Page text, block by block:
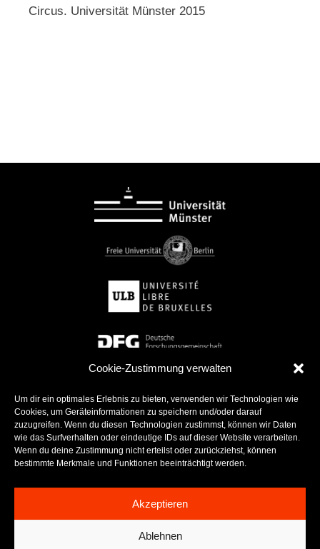
Cookie-Zustimmung verwalten
Um dir ein optimales Erlebnis zu bieten, verwenden wir Technologien wie
Cookies, um Geräteinformationen zu speichern und/oder darauf
zuzugreifen. Wenn du diesen Technologien zustimmst, können wir Daten
wie das Surfverhalten oder eindeutige IDs auf dieser Website verarbeiten.
Wenn du deine Zustimmung nicht erteilst oder zurückziehst, können
bestimmte Merkmale und Funktionen beeinträchtigt werden.
Akzeptieren
Ablehnen
Circus. Universität Münster 2015
This website has been financially supported by